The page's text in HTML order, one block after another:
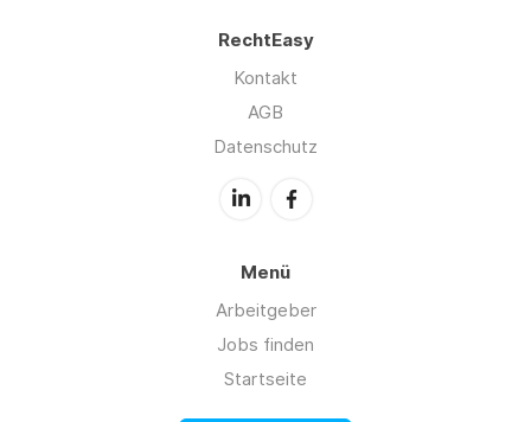
RechtEasy
Kontakt
AGB
Datenschutz
Menü
Arbeitgeber
Jobs finden
Startseite